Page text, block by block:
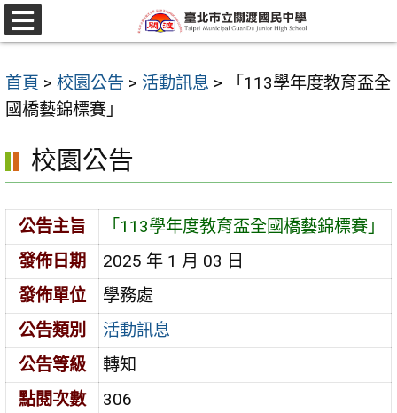
跳
至
要
內
區
選
單
首頁 > 校園公告 > 活動訊息 >
「113學年度教育盃全
國橋藝錦標賽」
校園公告
公告主旨
「113學年度教育盃全國橋藝錦標賽」
發佈日期
2025 年 1 月 03 日
發佈單位
學務處
公告類別
活動訊息
公告等級
轉知
點閱次數
306